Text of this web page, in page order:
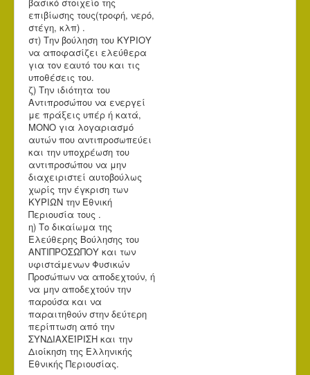
επιβίωσης τους(τροφή, νερό,
στέγη, κλπ) .
στ) Την βούληση του ΚΥΡΙΟΥ
να αποφασίζει ελεύθερα
για τον εαυτό του και τις
υποθέσεις του.
ζ) Την ιδιότητα του
Αντιπροσώπου να ενεργεί
με πράξεις υπέρ ή κατά,
ΜΟΝΟ για λογαριασμό
αυτών που αντιπροσωπεύει
και την υποχρέωση του
αντιπροσώπου να μην
διαχειριστεί αυτοβούλως
χωρίς την έγκριση των
ΚΥΡΙΩΝ την Εθνική
Περιουσία τους .
η) Το δικαίωμα της
Ελεύθερης Βούλησης του
ΑΝΤΙΠΡΟΣΩΠΟΥ και των
υφιστάμενων Φυσικών
Προσώπων να αποδεχτούν, ή
να μην αποδεχτούν την
παρούσα και να
παραιτηθούν στην δεύτερη
περίπτωση από την
ΣΥΝΔΙΑΧΕΊΡΙΣΗ και την
Διοίκηση της Ελληνικής
Εθνικής Περιουσίας.